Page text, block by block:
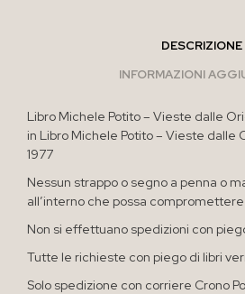
DESCRIZIONE
INFORMAZIONI
Libro Michele Potito – Vieste dalle
in Libro Michele Potito – Vieste dalle
1977
Nessun strappo o segno a penna o
all’interno che possa
Non si effettuano spedizioni con
Tutte le richieste con piego di libri
Solo spedizione con corriere Crono